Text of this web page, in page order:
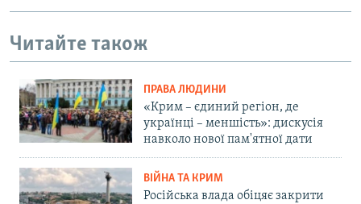
Читайте також
ПРАВА ЛЮДИНИ
«Крим – єдиний регіон, де
українці – меншість»: дискусія
навколо нової пам'ятної дати
ВІЙНА ТА КРИМ
Російська влада обіцяє закрити